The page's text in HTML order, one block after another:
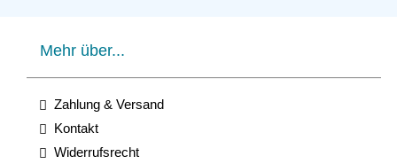
Mehr über...
Zahlung & Versand
Kontakt
Widerrufsrecht